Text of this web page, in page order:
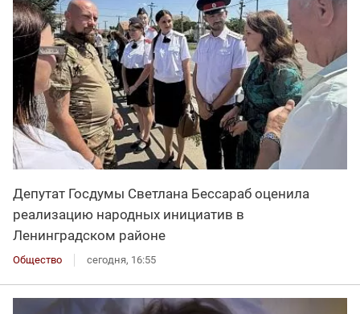
Депутат Госдумы Светлана Бессараб оценила
реализацию народных инициатив в
Ленинградском районе
Общество сегодня, 16:55